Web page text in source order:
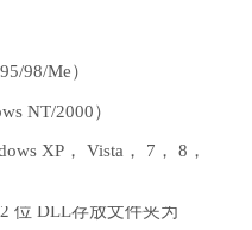
98/Me）
NT/2000）
XP， Vista， 7， 8，
位 DLL存放文件夹为